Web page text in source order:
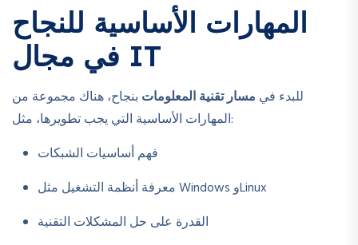
المهارات الأساسية للنجاح
في مجال IT
للبدء في مسار تقنية المعلومات بنجاح، هناك مجموعة من
المهارات الأساسية التي يجب تطويرها، مثل:
فهم أساسيات الشبكات
معرفة أنظمة التشغيل مثل Windows وLinux
القدرة على حل المشكلات التقنية